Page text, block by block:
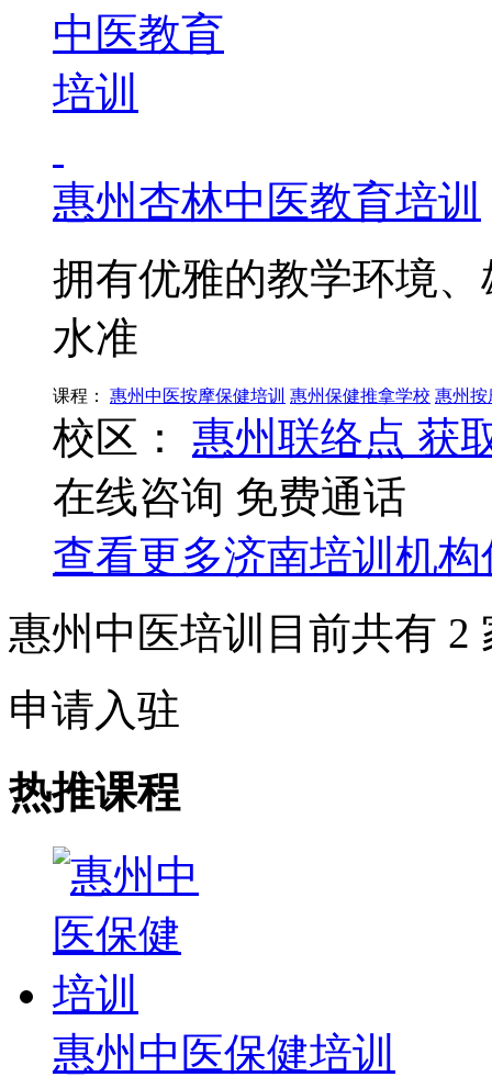
惠州杏林中医教育培训
拥有优雅的教学环境
水准
课程： 惠州中医按摩保健培训 惠州保健推拿学校 惠州按
校区： 惠州联络点 获
在线咨询 免费通话
查看更多济南培训机构
惠州中医培训目前共有 2
申请入驻
热推课程
惠州中医保健培训